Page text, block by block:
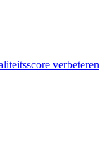
verbeteren